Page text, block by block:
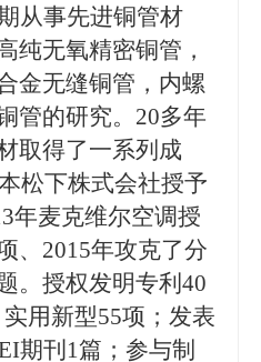
从事先进铜管材
纯无氧精密铜管，
金无缝铜管，内螺
管的研究。 20多年
取得了一系列成
松下株式会社授予
年麦克维尔空调授
、2015年攻克了分
。授权发明专利40
用新型55项；发表
期刊1篇；参与制